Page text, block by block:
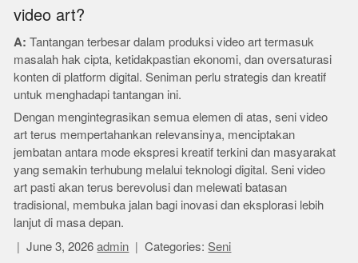
video art?
A: Tantangan terbesar dalam produksi video art termasuk
masalah hak cipta, ketidakpastian ekonomi, dan oversaturasi
konten di platform digital. Seniman perlu strategis dan kreatif
untuk menghadapi tantangan ini.
Dengan mengintegrasikan semua elemen di atas, seni video
art terus mempertahankan relevansinya, menciptakan
jembatan antara mode ekspresi kreatif terkini dan masyarakat
yang semakin terhubung melalui teknologi digital. Seni video
art pasti akan terus berevolusi dan melewati batasan
tradisional, membuka jalan bagi inovasi dan eksplorasi lebih
lanjut di masa depan.
June 3, 2026 admin Categories:Seni